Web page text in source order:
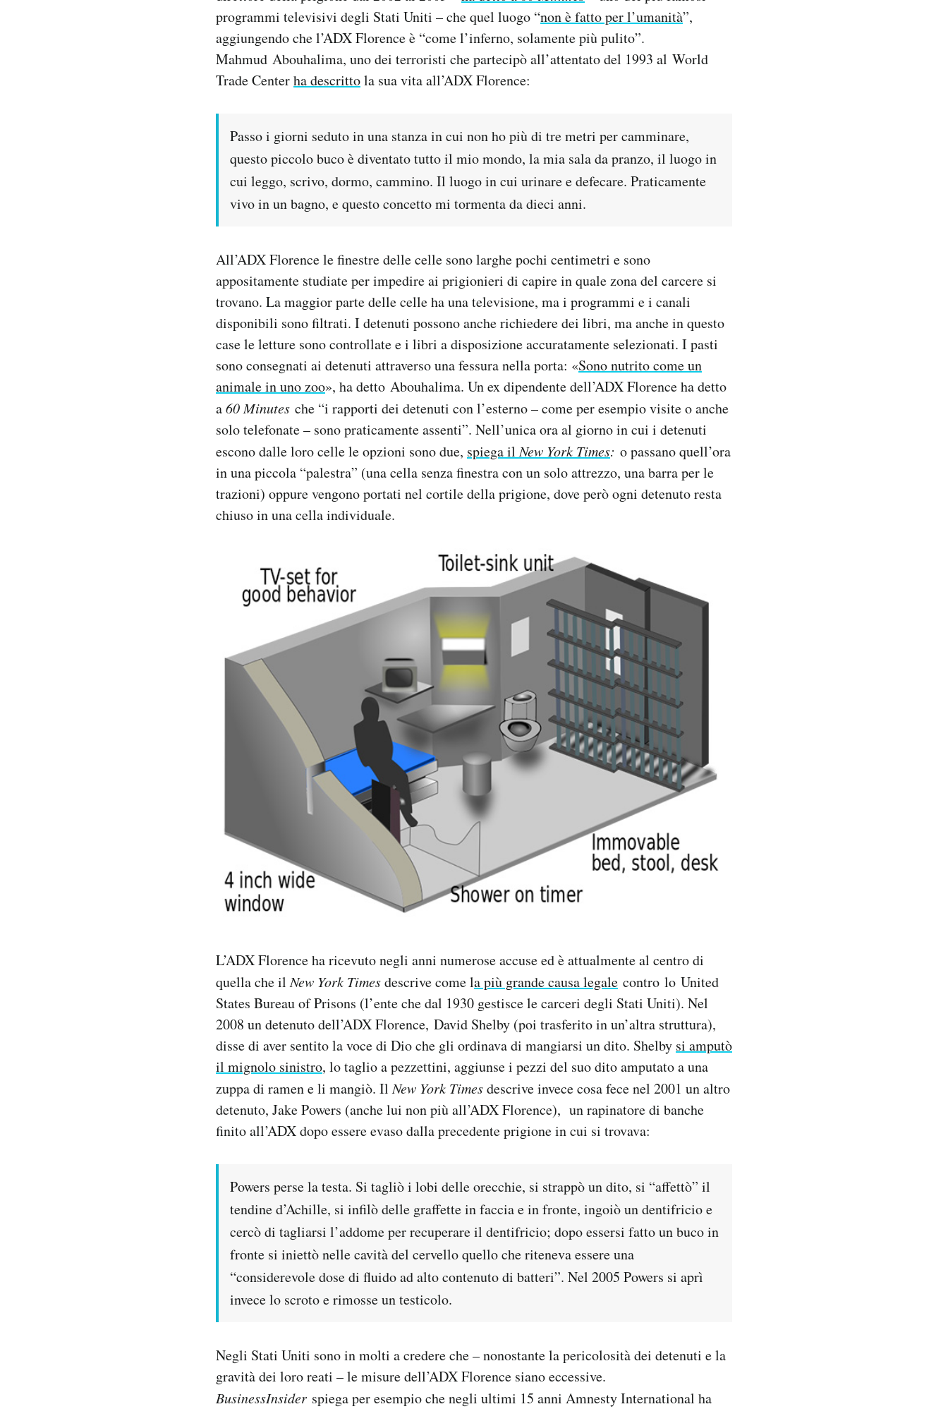
programmi televisivi degli Stati Uniti – che quel luogo “non è fatto per l’umanità”,
aggiungendo che l’ADX Florence è “come l’inferno, solamente più pulito”.
Mahmud Abouhalima, uno dei terroristi che partecipò all’attentato del 1993 al World
Trade Centerha descrittola sua vita all’ADX Florence:
Passo i giorni seduto in una stanza in cui non ho più di tre metri per camminare,
questo piccolo buco è diventato tutto il mio mondo, la mia sala da pranzo, il luogo in
cui leggo, scrivo, dormo, cammino. Il luogo in cui urinare e defecare. Praticamente
vivo in un bagno, e questo concetto mi tormenta da dieci anni.
All’ADX Florence le finestre delle celle sono larghe pochi centimetri e sono
appositamente studiate per impedire ai prigionieri di capire in quale zona del carcere si
trovano. La maggior parte delle celle ha una televisione, ma i programmi e i canali
disponibili sono filtrati. I detenuti possono anche richiedere dei libri, ma anche in questo
case le letture sono controllate e i libri a disposizione accuratamente selezionati. I pasti
sono consegnati ai detenuti attraverso una fessura nella porta: «Sono nutrito come un
animale in uno zoo», ha detto Abouhalima. Un ex dipendente dell’ADX Florence ha detto
a60 Minutes che “i rapporti dei detenuti con l’esterno – come per esempio visite o anche
solo telefonate – sono praticamente assenti”. Nell’unica ora al giorno in cui i detenuti
escono dalle loro celle le opzioni sono due, spiega ilNew York Times: o passano quell’ora
in una piccola “palestra” (una cella senza finestra con un solo attrezzo, una barra per le
trazioni) oppure vengono portati nel cortile della prigione, dove però ogni detenuto resta
chiuso in una cella individuale.
L’ADX Florence ha ricevuto negli anni numerose accuse ed è attualmente al centro di
quella che ilNew York Timesdescrive come la più grande causa legale contro lo United
States Bureau of Prisons (l’ente che dal 1930 gestisce le carceri degli Stati Uniti). Nel
2008 un detenuto dell’ADX Florence, David Shelby (poi trasferito in un’altra struttura),
disse di aver sentito la voce di Dio che gli ordinava di mangiarsi un dito. Shelby si amputò
il mignolo sinistro, lo taglio a pezzettini, aggiunse i pezzi del suo dito amputato a una
zuppa di ramen e li mangiò. IlNew York Timesdescrive invece cosa fece nel 2001 un altro
detenuto, Jake Powers (anche lui non più all’ADX Florence), un rapinatore di banche
finito all’ADX dopo essere evaso dalla precedente prigione in cui si trovava:
Powers perse la testa. Si tagliò i lobi delle orecchie, si strappò un dito, si “affettò” il
tendine d’Achille, si infilò delle graffette in faccia e in fronte, ingoiò un dentifricio e
cercò di tagliarsi l’addome per recuperare il dentifricio; dopo essersi fatto un buco in
fronte si iniettò nelle cavità del cervello quello che riteneva essere una
“considerevole dose di fluido ad alto contenuto di batteri”. Nel 2005 Powers si aprì
invece lo scroto e rimosse un testicolo.
Negli Stati Uniti sono in molti a credere che – nonostante la pericolosità dei detenuti e la
gravità dei loro reati – le misure dell’ADX Florence siano eccessive.
BusinessInsider spiega per esempio che negli ultimi 15 anni Amnesty International ha